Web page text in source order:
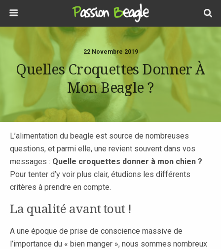
22 Novembre 2019
Quelles Croquettes Donner À
Mon Beagle ?
L’alimentation du beagle est source de nombreuses
questions, et parmi elle, une revient souvent dans vos
messages : Quelle croquettes donner à mon chien ?
Pour tenter d’y voir plus clair, étudions les différents
critères à prendre en compte.
La qualité avant tout !
A une époque de prise de conscience massive de
l’importance du « bien manger », nous sommes nombreux